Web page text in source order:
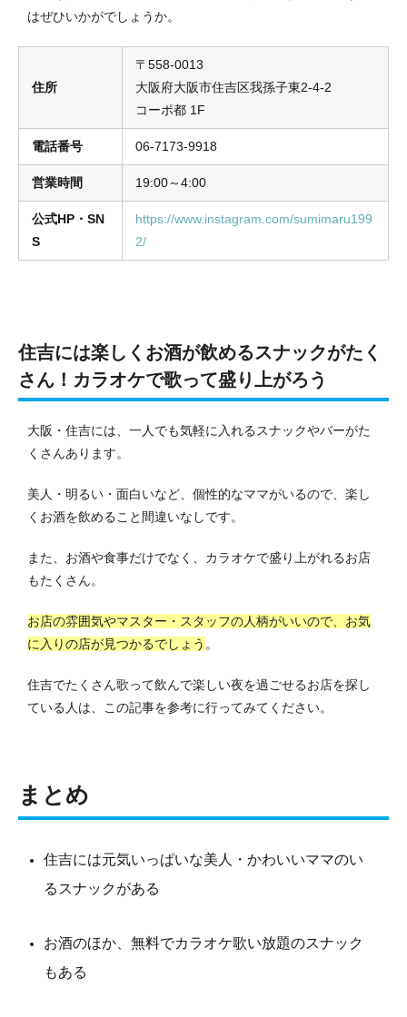
はぜひいかがでしょうか。
住所
〒558-0013
大阪府大阪市住吉区我孫子東2-4-2
コーポ都 1F
電話番号 06-7173-9918
営業時間 19:00～4:00
公式HP・SN
S
https://www.instagram.com/sumimaru199
2/
住吉には楽しくお酒が飲めるスナックがたく
さん！カラオケで歌って盛り上がろう
大阪・住吉には、一人でも気軽に入れるスナックやバーがた
くさんあります。
美人・明るい・面白いなど、個性的なママがいるので、楽し
くお酒を飲めること間違いなしです。
また、お酒や食事だけでなく、カラオケで盛り上がれるお店
もたくさん。
お店の雰囲気やマスター・スタッフの人柄がいいので、お気
に入りの店が見つかるでしょう 。
住吉でたくさん歌って飲んで楽しい夜を過ごせるお店を探し
ている人は、この記事を参考に行ってみてください。
まとめ
住吉には元気いっぱいな美人・かわいいママのい
るスナックがある
お酒のほか、無料でカラオケ歌い放題のスナック
もある